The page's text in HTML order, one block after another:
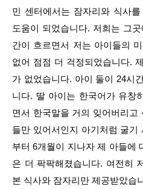
민 센터에서는 잠자리와 식사
도움이 되었습니다. 저희는 그
간이 흐르면서 저는 아이들의
없어 점점 더 걱정되었습니다.
가 없었습니다. 아이 둘이 24시
니다. 딸 아이는 한국어가 유창
면서 한국말을 거의 잊어버리고
들만 있어서인지 아기처럼 굴기
부터 6개월이 지나자 제 아들에
은 더 팍팍해졌습니다. 여전히
본 식사와 잠자리만 제공받았습